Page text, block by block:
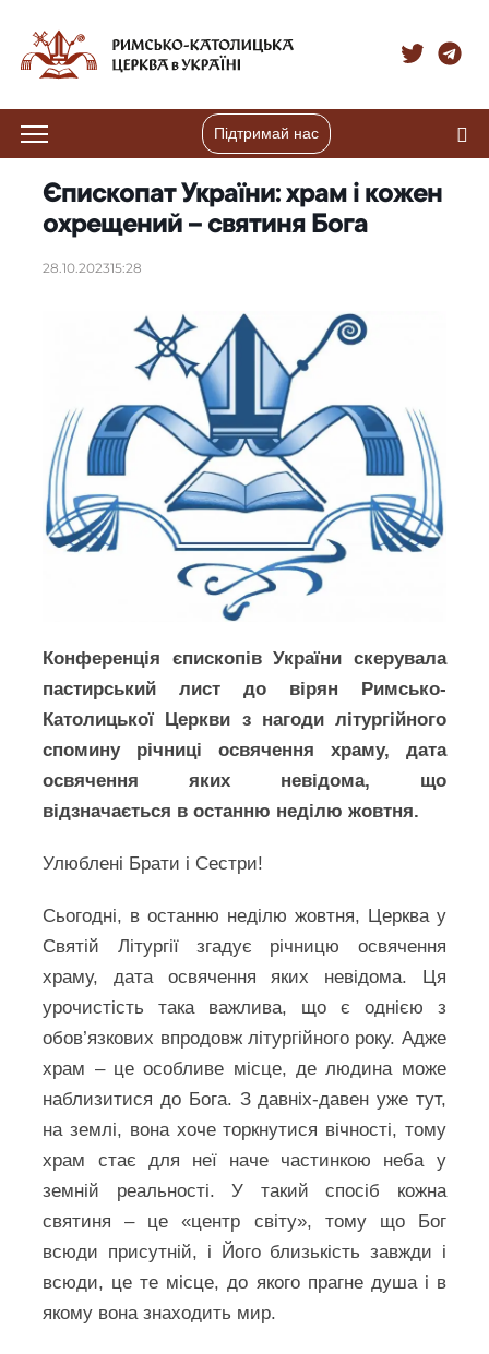
Підтримай нас
Єпископат України: храм і кожен
охрещений – святиня Бога
28.10.202315:28
Конференція єпископів України скерувала
пастирський лист до вірян Римсько-
Католицької Церкви з нагоди літургійного
спомину річниці освячення храму, дата
освячення яких невідома, що
відзначається в останню неділю жовтня.
Улюблені Брати і Сестри!
Сьогодні, в останню неділю жовтня, Церква у
Святій Літургії згадує річницю освячення
храму, дата освячення яких невідома. Ця
урочистість така важлива, що є однією з
обов’язкових впродовж літургійного року. Адже
храм – це особливе місце, де людина може
наблизитися до Бога. З давніх-давен уже тут,
на землі, вона хоче торкнутися вічності, тому
храм стає для неї наче частинкою неба у
земній реальності. У такий спосіб кожна
святиня – це «центр світу», тому що Бог
всюди присутній, і Його близькість завжди і
всюди, це те місце, до якого прагне душа і в
якому вона знаходить мир.